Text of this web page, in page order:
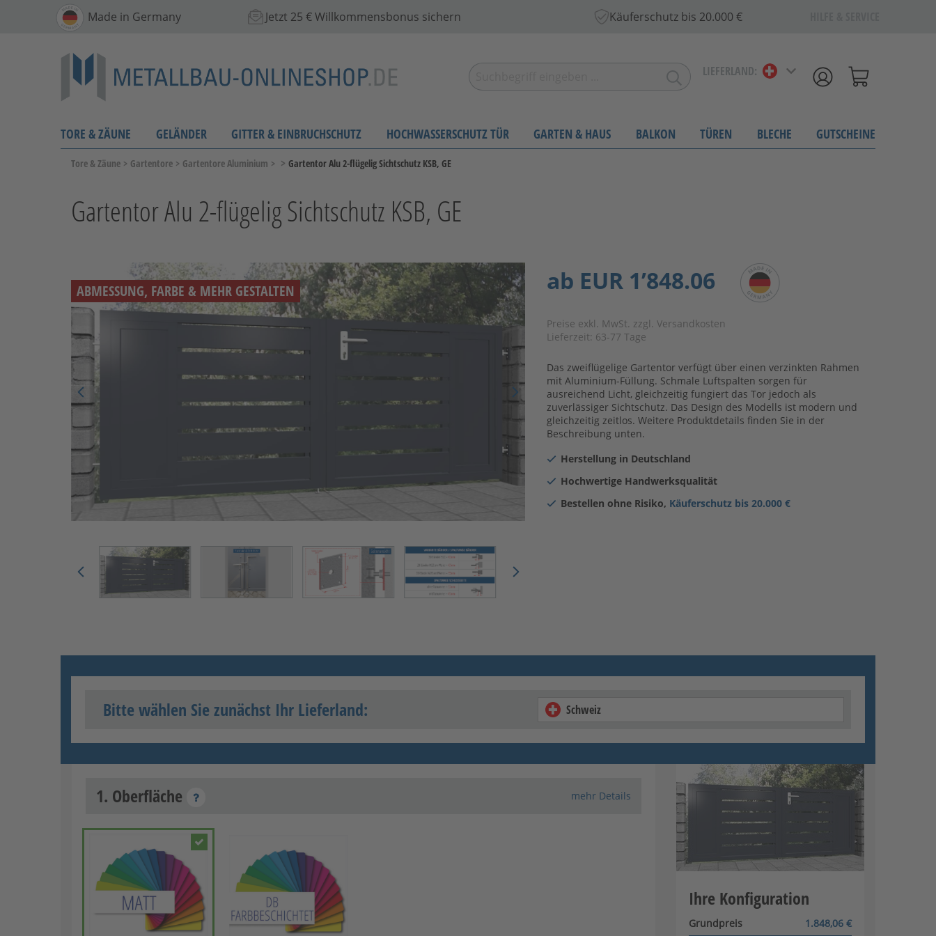
Made in Germany Jetzt 25 € Willkommensbonus sichern Käuferschutz bis 20.000 €
LIEFERLAND:
TORE & ZÄUNE GELÄNDER GITTER & EINBRUCHSCHUTZ HOCHWASSERSCHUTZ TÜR GARTEN & HAUS BALKON TÜREN BLECHE GUTSCHEINE
Tore & Zäune > Gartentore > Gartentore Aluminium > > Gartentor Alu 2-flügelig Sichtschutz KSB, GE
Gartentor Alu 2-flügelig Sichtschutz KSB, GE
ABMESSUNG, FARBE & MEHR GESTALTEN ab EUR 1’848.06
Preise exkl. MwSt. zzgl. Versandkosten
Lieferzeit: 63-77 Tage
Das zweiflügelige Gartentor verfügt über einen verzinkten Rahmen
mit Aluminium-Füllung. Schmale Luftspalten sorgen für
ausreichend Licht, gleichzeitig fungiert das Tor jedoch als
zuverlässiger Sichtschutz. Das Design des Modells ist modern und
gleichzeitig zeitlos. Weitere Produktdetails finden Sie in der
Beschreibung unten.
Herstellung in Deutschland
Hochwertige Handwerksqualität
Bestellen ohne Risiko, Käuferschutz bis 20.000 €
Bitte wählen Sie zunächst Ihr Lieferland: Schweiz
1. Oberfläche mehr Details
Ihre Konfiguration
Grundpreis 1.848,06 €